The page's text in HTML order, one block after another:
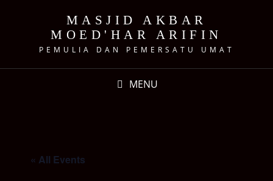
MASJID AKBAR
MOED'HAR ARIFIN
PEMULIA DAN PEMERSATU UMAT
MENU
« All Events